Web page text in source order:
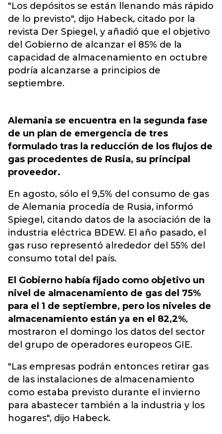
"Los depósitos se están llenando más rápido
de lo previsto", dijo Habeck, citado por la
revista Der Spiegel, y añadió que el objetivo
del Gobierno de alcanzar el 85% de la
capacidad de almacenamiento en octubre
podría alcanzarse a principios de
septiembre.
Alemania se encuentra en la segunda fase
de un plan de emergencia de tres
formulado tras la reducción de los flujos de
gas procedentes de Rusia, su principal
proveedor.
En agosto, sólo el 9,5% del consumo de gas
de Alemania procedía de Rusia, informó
Spiegel, citando datos de la asociación de la
industria eléctrica BDEW. El año pasado, el
gas ruso representó alrededor del 55% del
consumo total del país.
El Gobierno había fijado como objetivo un
nivel de almacenamiento de gas del 75%
para el 1 de septiembre, pero los niveles de
almacenamiento están ya en el 82,2%,
mostraron el domingo los datos del sector
del grupo de operadores europeos GIE.
"Las empresas podrán entonces retirar gas
de las instalaciones de almacenamiento
como estaba previsto durante el invierno
para abastecer también a la industria y los
hogares", dijo Habeck.